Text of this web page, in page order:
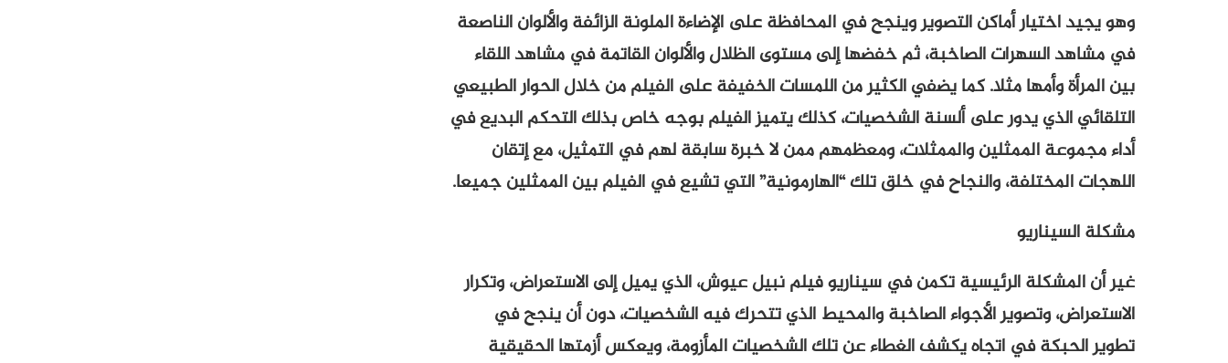
وهو يجيد اختيار أماكن التصوير وينجح في المحافظة على الإضاءة الملونة الزائفة والألوان الناصعة
في مشاهد السهرات الصاخبة، ثم خفضها إلى مستوى الظلال والألوان القاتمة في مشاهد اللقاء
بين المرأة وأمها مثلا. كما يضفي الكثير من اللمسات الخفيفة على الفيلم من خلال الحوار الطبيعي
التلقائي الذي يدور على ألسنة الشخصيات، كذلك يتميز الفيلم بوجه خاص بذلك التحكم البديع في
أداء مجموعة الممثلين والممثلات، ومعظمهم ممن لا خبرة سابقة لهم في التمثيل، مع إتقان
اللهجات المختلفة، والنجاح في خلق تلك “الهارمونية” التي تشيع في الفيلم بين الممثلين جميعا.
مشكلة السيناريو
غير أن المشكلة الرئيسية تكمن في سيناريو فيلم نبيل عيوش، الذي يميل إلى الاستعراض، وتكرار
الاستعراض، وتصوير الأجواء الصاخبة والمحيط الذي تتحرك فيه الشخصيات، دون أن ينجح في
تطوير الحبكة في اتجاه يكشف الغطاء عن تلك الشخصيات المأزومة، ويعكس أزمتها الحقيقية